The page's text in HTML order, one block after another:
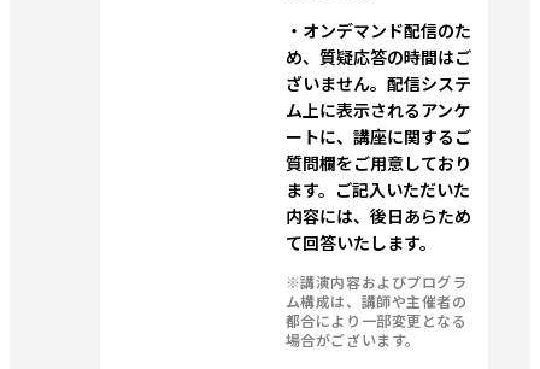
・オンデマンド配信のた
め、質疑応答の時間はご
ざいません。配信システ
ム上に表示されるアンケ
ートに、講座に関するご
質問欄をご用意しており
ます。ご記入いただいた
内容には、後日あらため
て回答いたします。
※講演内容およびプログラ
ム構成は、講師や主催者の
都合により一部変更となる
場合がございます。